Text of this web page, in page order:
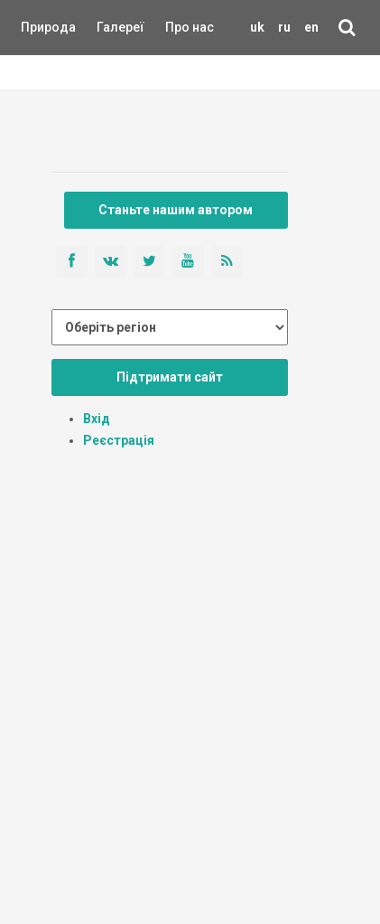
uk ru en
Природа Галереї Про нас
Станьте нашим автором
Підтримати сайт
Вхід
Реєстрація